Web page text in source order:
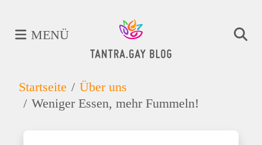
MENÜ
Startseite
Über uns
Weniger Essen, mehr Fummeln!